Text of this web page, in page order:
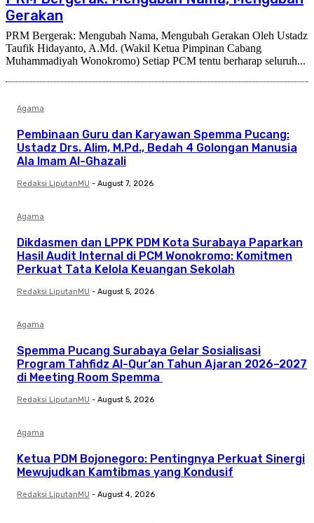
Gerakan
PRM Bergerak: Mengubah Nama, Mengubah Gerakan Oleh Ustadz
Taufik Hidayanto, A.Md. (Wakil Ketua Pimpinan Cabang
Muhammadiyah Wonokromo) Setiap PCM tentu berharap seluruh...
Agama
Pembinaan Guru dan Karyawan Spemma Pucang:
Ustadz Drs. Alim, M.Pd., Bedah 4 Golongan Manusia
Ala Imam Al-Ghazali
Redaksi LiputanMU - August 7, 2026
Agama
Dikdasmen dan LPPK PDM Kota Surabaya Paparkan
Hasil Audit Internal di PCM Wonokromo: Komitmen
Perkuat Tata Kelola Keuangan Sekolah
Redaksi LiputanMU - August 5, 2026
Agama
Spemma Pucang Surabaya Gelar Sosialisasi
Program Tahfidz Al-Qur’an Tahun Ajaran 2026–2027
di Meeting Room Spemma
Redaksi LiputanMU - August 5, 2026
Agama
Ketua PDM Bojonegoro: Pentingnya Perkuat Sinergi
Mewujudkan Kamtibmas yang Kondusif
Redaksi LiputanMU - August 4, 2026